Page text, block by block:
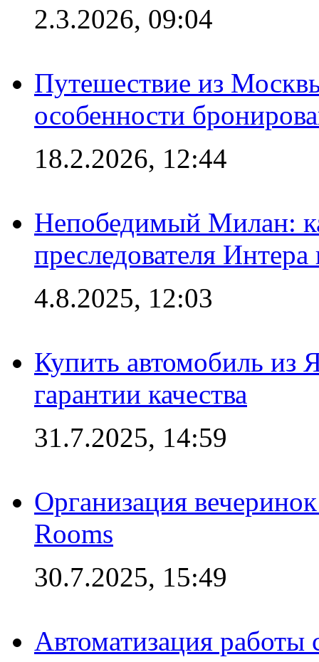
2.3.2026, 09:04
Путешествие из
особенности
18.2.2026, 12:44
Непобедимый Милан:
преследователя
4.8.2025, 12:03
Купить автомобиль из
гарантии качества
31.7.2025, 14:59
Организация
Rooms
30.7.2025, 15:49
Автоматизация работы